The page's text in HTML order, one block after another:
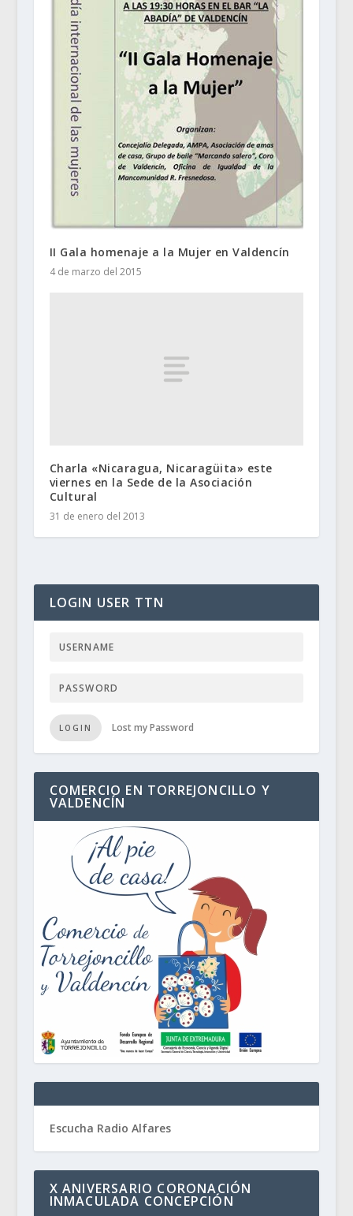
II Gala homenaje a la Mujer en Valdencín
4 de marzo del 2015
Charla «Nicaragua, Nicaragüita» este
viernes en la Sede de la Asociación
Cultural
31 de enero del 2013
LOGIN USER TTN
LOGIN Lost my Password
COMERCIO EN TORREJONCILLO Y
VALDENCÍN
Escucha Radio Alfares
X ANIVERSARIO CORONACIÓN
INMACULADA CONCEPCIÓN